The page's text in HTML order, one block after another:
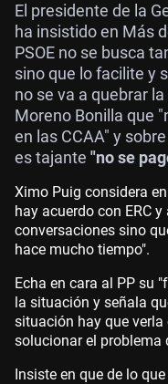
El presidente de la
ha insistido en Más
PSOE no se busca
sino que lo facilite y
no se va a quebrar
Moreno Bonilla que
en las CCAA" y
es tajante "no se
Ximo Puig considera
hay acuerdo con ERC
conversaciones sino
hace mucho tiempo".
Echa en cara al PP su
la situación y señala
situación hay que
solucionar el problema
Insiste en que de lo